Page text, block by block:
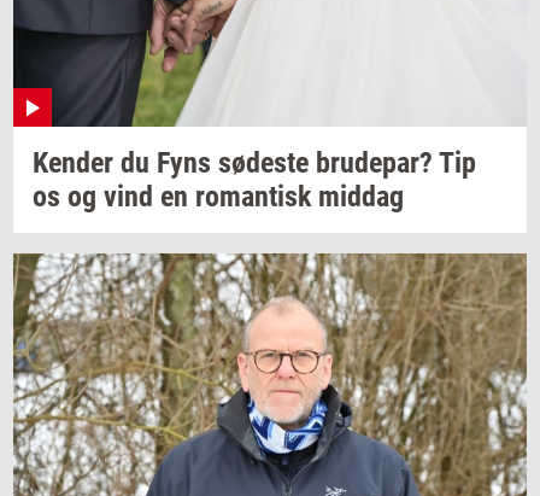
Ken­der du Fyns sø­de­ste bru­de­par? Tip
os og vind en ro­man­tisk mid­dag